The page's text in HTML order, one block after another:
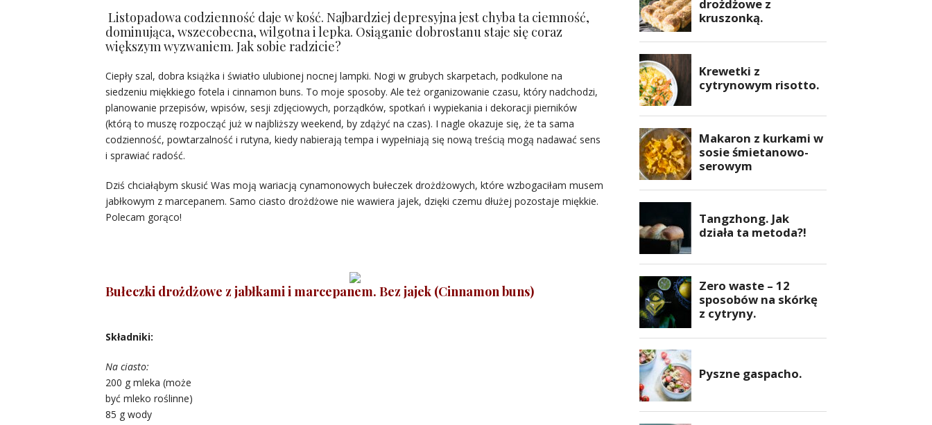
Listopadowa codzienność daje w kość. Najbardziej depresyjna jest chyba ta ciemność,
dominująca, wszecobecna, wilgotna i lepka. Osiąganie dobrostanu staje się coraz
większym wyzwaniem. Jak sobie radzicie?
Ciepły szal, dobra książka i światło ulubionej nocnej lampki. Nogi w grubych skarpetach, podkulone na
siedzeniu miękkiego fotela i cinnamon buns. To moje sposoby. Ale też organizowanie czasu, który nadchodzi,
planowanie przepisów, wpisów, sesji zdjęciowych, porządków, spotkań i wypiekania i dekoracji pierników
(którą to muszę rozpocząć już w najbliższy weekend, by zdążyć na czas). I nagle okazuje się, że ta sama
codzienność, powtarzalność i rutyna, kiedy nabierają tempa i wypełniają się nową treścią mogą nadawać sens
i sprawiać radość.
Dziś chciałąbym skusić Was moją wariacją cynamonowych bułeczek drożdżowych, które wzbogaciłam musem
jabłkowym z marcepanem. Samo ciasto drożdżowe nie wawiera jajek, dzięki czemu dłużej pozostaje miękkie.
Polecam gorąco!
Bułeczki drożdżowe z jabłkami i marcepanem. Bez jajek (Cinnamon buns)
Składniki:
Na ciasto:
200 g mleka (może
być mleko roślinne)
85 g wody